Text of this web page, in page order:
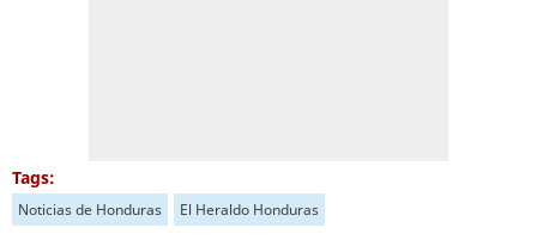
Tags:
Noticias de Honduras El Heraldo Honduras